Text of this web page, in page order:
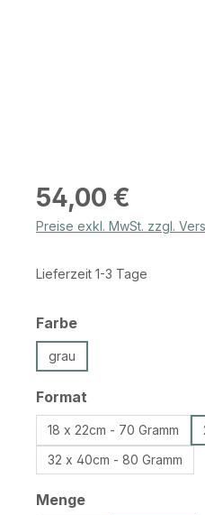
Regulärer Preis:
54,00 €
Preise exkl. MwSt. zzgl.
Lieferzeit 1-3 Tage
Farbeauswählen
grau
Format
18 x 22cm - 70 Gramm
32 x 40cm - 80 Gramm
Mengeauswählen